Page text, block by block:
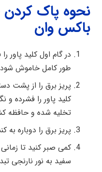
نحوه پاک
باکس وان
در گام اول کلید پاور
طور کامل خاموش
پریز برق را از پشت
کلید پاور را فشرده و
تخلیه شده و حافظه
پریز برق را دوباره
کمی صبر کنید تا
سفید به نور نارنجی